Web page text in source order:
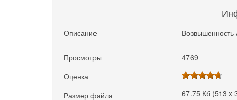
Описание Возвышенность
Просмотры
4769
Оценка
Размер файла
67.75 Кб (513 x